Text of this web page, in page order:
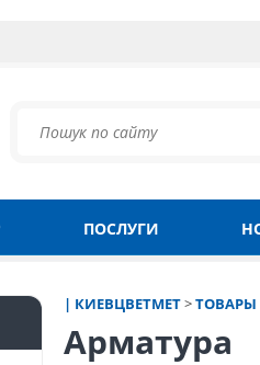
ПОСЛУГИ
| КИЕВЦВЕТМЕТ>ТОВАРЫ
Арматура